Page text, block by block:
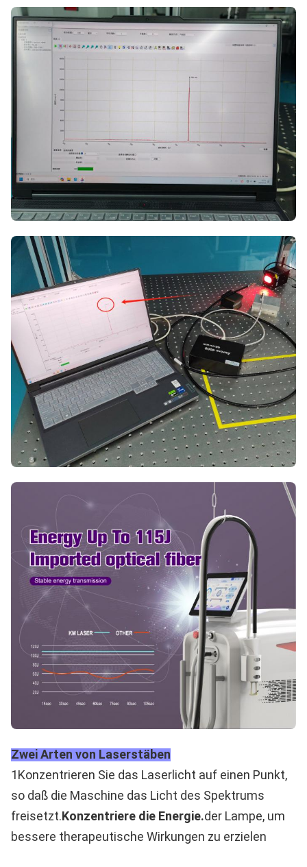
Zwei Arten von Laserstäben
1Konzentrieren Sie das Laserlicht auf einen Punkt,
so daß die Maschine das Licht des Spektrums
freisetzt.Konzentriere die Energie.der Lampe, um
bessere therapeutische Wirkungen zu erzielen